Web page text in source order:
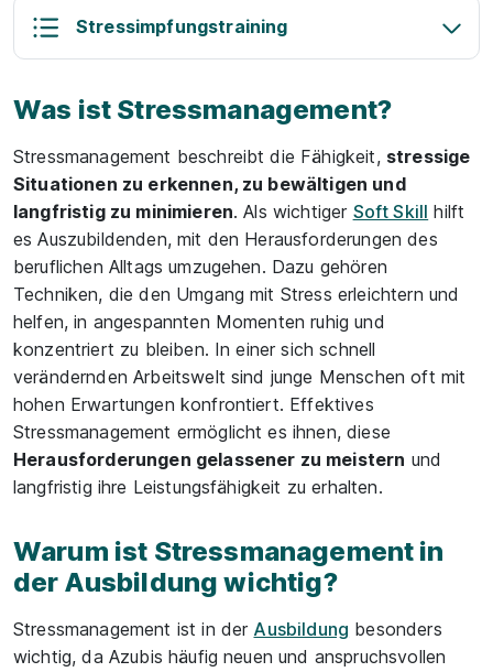
Stressimpfungstraining
Was ist Stressmanagement?
Stressmanagement beschreibt die Fähigkeit, stressige
Situationen zu erkennen, zu bewältigen und
langfristig zu minimieren. Als wichtiger Soft Skill hilft
es Auszubildenden, mit den Herausforderungen des
beruflichen Alltags umzugehen. Dazu gehören
Techniken, die den Umgang mit Stress erleichtern und
helfen, in angespannten Momenten ruhig und
konzentriert zu bleiben. In einer sich schnell
verändernden Arbeitswelt sind junge Menschen oft mit
hohen Erwartungen konfrontiert. Effektives
Stressmanagement ermöglicht es ihnen, diese
Herausforderungen gelassener zu meistern und
langfristig ihre Leistungsfähigkeit zu erhalten.
Warum ist Stressmanagement in
der Ausbildung wichtig?
Stressmanagement ist in der Ausbildung besonders
wichtig, da Azubis häufig neuen und anspruchsvollen